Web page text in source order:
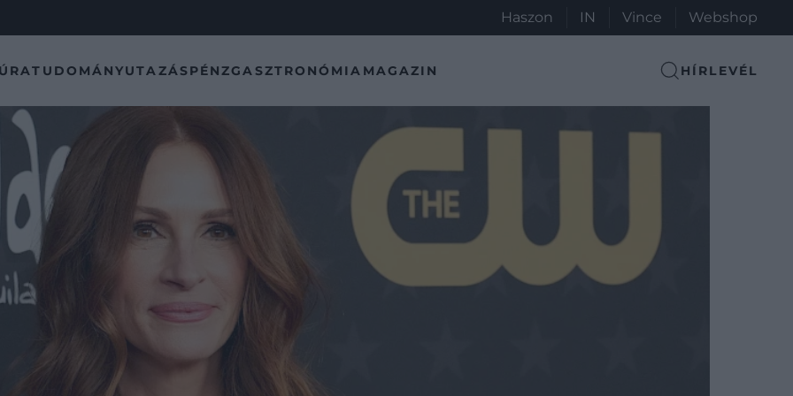
Haszon IN Vince Webshop
TUDOMÁNYUTAZÁSPÉNZGASZTRONÓMIA MAGAZIN HÍRLEVÉL